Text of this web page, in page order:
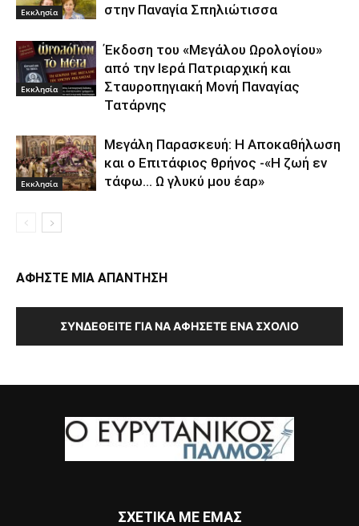
Εκκλησία
στην Παναγία Σπηλιώτισσα
Εκκλησία
Έκδοση του «Μεγάλου Ωρολογίου»
από την Ιερά Πατριαρχική και
Σταυροπηγιακή Μονή Παναγίας
Τατάρνης
Εκκλησία
Μεγάλη Παρασκευή: Η Αποκαθήλωση
και ο Επιτάφιος θρήνος -«Η ζωή εν
τάφω… Ω γλυκύ μου έαρ»
ΑΦΗΣΤΕ ΜΙΑ ΑΠΑΝΤΗΣΗ
ΣΥΝΔΕΘΕΊΤΕ ΓΙΑ ΝΑ ΑΦΉΣΕΤΕ ΈΝΑ ΣΧΌΛΙΟ
ΣΧΕΤΙΚΑ ΜΕ ΕΜΑΣ